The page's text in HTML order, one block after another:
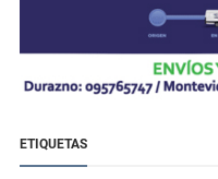
ETIQUETAS